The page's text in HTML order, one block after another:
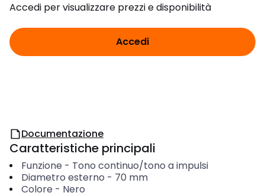
Accedi per visualizzare prezzi e disponibilità
Accedi
Documentazione
Caratteristiche principali
Funzione - Tono continuo/tono a impulsi
Diametro esterno - 70 mm
Colore - Nero